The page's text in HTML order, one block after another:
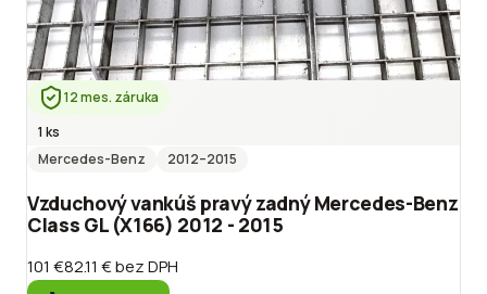
12 mes. záruka
1 ks
Mercedes-Benz
2012–2015
Vzduchový vankúš pravý zadný Mercedes-Benz
Class GL (X166) 2012 - 2015
101 €82.11 €bez DPH